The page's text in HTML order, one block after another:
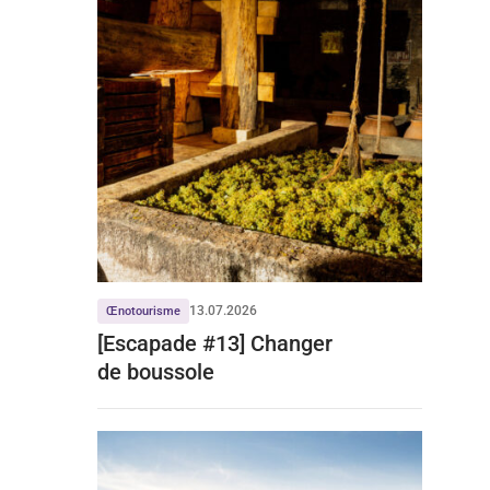
Œnotourisme 13.07.2026
[Escapade #13] Changer
de boussole